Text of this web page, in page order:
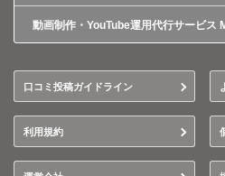
動画制作・YouTube運用代行サービス
口コミ投稿ガイドライン
利用規約